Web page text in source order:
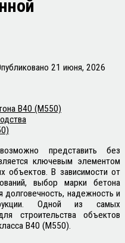
21 июня, 2026
В40 (М550)
представить без
ключевым элементом
объектов. В зависимости от
выбор марки бетона
надежность и
Одной из самых
строительства объектов
В40 (М550).